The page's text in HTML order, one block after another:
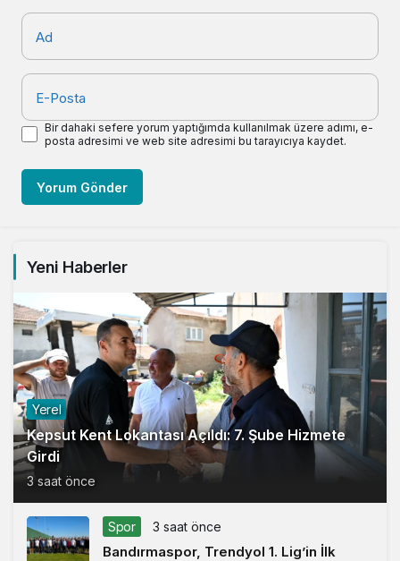
Ad
E-Posta
Bir dahaki sefere yorum yaptığımda kullanılmak üzere adımı, e-
posta adresimi ve web site adresimi bu tarayıcıya kaydet.
Yorum Gönder
Yeni Haberler
Yerel
Kepsut Kent Lokantası Açıldı: 7. Şube Hizmete
Girdi
3 saat önce
Spor 3 saat önce
Bandırmaspor, Trendyol 1. Lig’in İlk